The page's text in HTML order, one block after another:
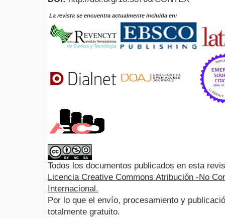
La revista se encuentra actualmente incluida en:
Todos los documentos publicados en esta
Licencia Creative Commons Atribución -No
Internacional.
Por lo que el envío, procesamiento y
totalmente gratuito.